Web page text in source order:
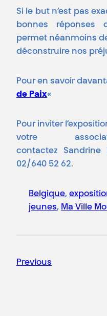
Si le but n’est pas
bonnes réponses
permet néanmoins
déconstruire nos
Pour en savoir
de Paix«
Pour inviter
votre
contactez Sandrine
02/640 52 62.
Belgique,
jeunes, Ma Ville
Previous